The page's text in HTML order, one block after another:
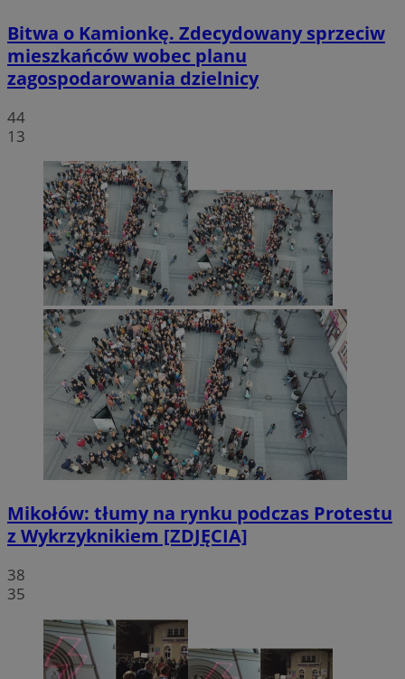
Bitwa o Kamionkę. Zdecydowany sprzeciw
mieszkańców wobec planu
zagospodarowania dzielnicy
44
13
Mikołów: tłumy na rynku podczas Protestu
z Wykrzyknikiem [ZDJĘCIA]
38
35